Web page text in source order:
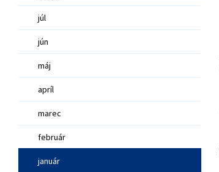
júl
jún
máj
apríl
marec
február
január